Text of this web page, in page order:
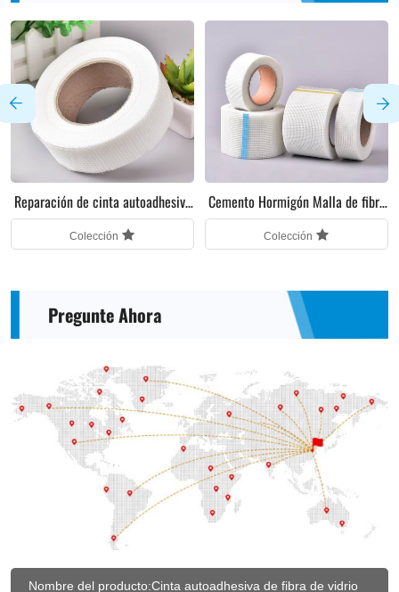
Reparación de cinta autoadhesiva
para paredes de paneles de yeso.
Colección
Cemento Hormigón Malla de fibra
de vidrio
Colección
Pregunte Ahora